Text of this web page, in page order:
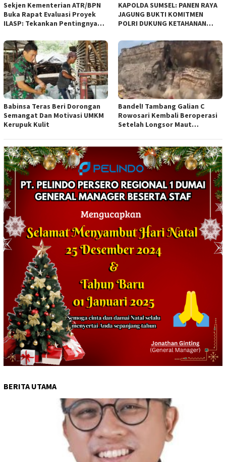
Sekjen Kementerian ATR/BPN
Buka Rapat Evaluasi Proyek
ILASP: Tekankan Pentingnya
Anggaran
KAPOLDA SUMSEL: PANEN RAYA
JAGUNG BUKTI KOMITMEN
POLRI DUKUNG KETAHANAN
Babinsa Teras Beri Dorongan
Semangat Dan Motivasi UMKM
Kerupuk Kulit
Bandel! Tambang Galian C
Rowosari Kembali Beroperasi
Setelah Longsor Maut
BERITA UTAMA